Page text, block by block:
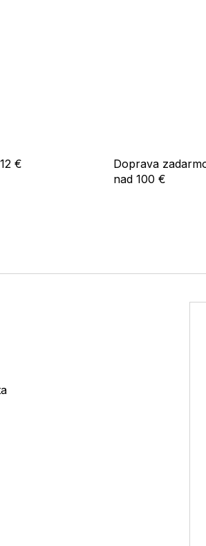
€
Doprava
nad 100 €